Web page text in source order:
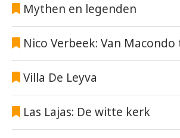
Mythen en legenden
Nico Verbeek: Van
Villa De Leyva
Las Lajas: De witte kerk